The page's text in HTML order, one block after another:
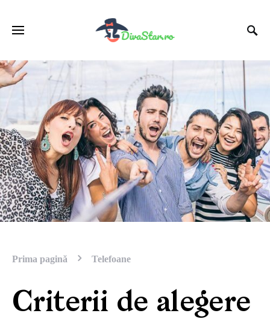
Prima pagină Telefoane
Criterii de alegere